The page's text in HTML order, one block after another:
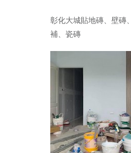
彰化大城貼地磚、壁磚
補、瓷磚